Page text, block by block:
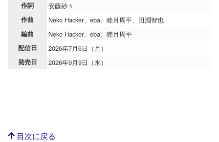
作詞 安藤紗々
作曲 Neko Hacker、eba、睦月周平、田淵智也
編曲 Neko Hacker、eba、睦月周平
配信日 2026年7月6日（月）
発売日 2026年9月9日（水）
目次に戻る